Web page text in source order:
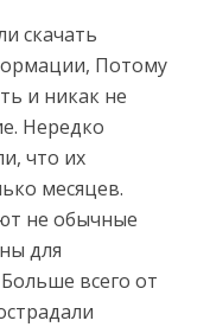
скачать
Потому
и никак не
Нередко
что их
месяцев.
не обычные
для
всего от